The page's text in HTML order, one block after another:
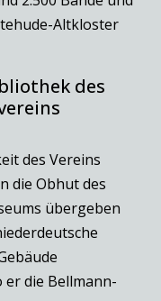
Altkloster
des
des Vereins
die Obhut des
übergeben
die Bellmann-